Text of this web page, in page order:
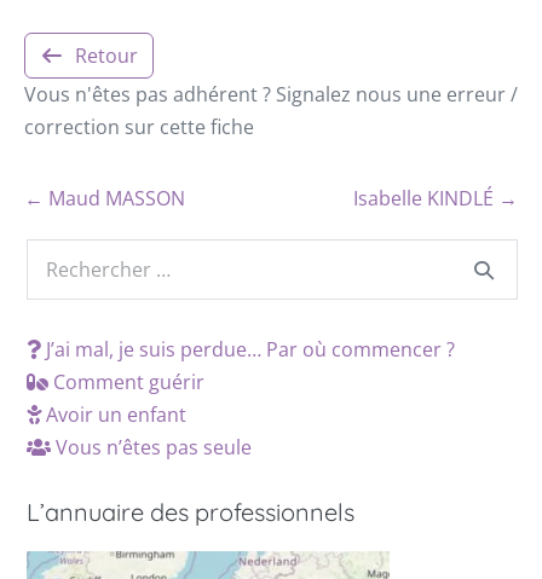
Retour
Vous n'êtes pas adhérent ? Signalez nous une erreur /
correction sur cette fiche
← Maud MASSON Isabelle KINDLÉ →
J’ai mal, je suis perdue… Par où commencer ?
Comment guérir
Avoir un enfant
Vous n’êtes pas seule
L’annuaire des professionnels